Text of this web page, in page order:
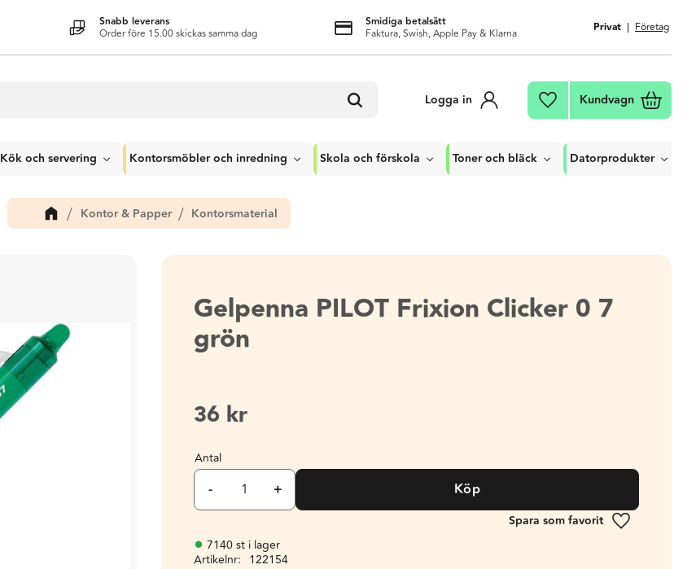
Snabb leverans
Order före 15.00 skickas samma dag
Smidiga betalsätt
Faktura, Swish, Apple Pay & Klarna Privat Företag
Logga in Favoriter
Kundvagn
Kök och servering Kontorsmöbler och inredning Skola och förskola Toner och bläck Datorprodukter
Kontor & Papper Kontorsmaterial
Gelpenna PILOT Frixion Clicker 0 7
grön
36 kr
Antal
+
- Köp
Lägg till i
7140 st i lager
Artikelnr
122154